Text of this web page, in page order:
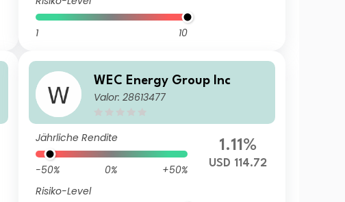
1 10
WEC Energy Group Inc
Valor: 28613477
Jährliche Rendite
-50% 0%
+50%
Risiko-Level
1.11%
USD 114.72